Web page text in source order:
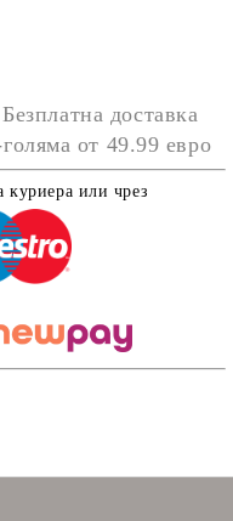
Безплатна доставка
от 49.99 евро
или чрез